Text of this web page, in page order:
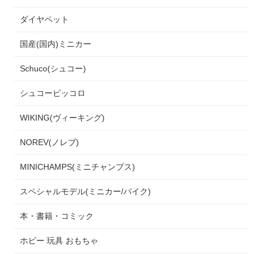
ダイヤペット
国産(国内)ミニカー
Schuco(シュコー)
シュコーピッコロ
WIKING(ヴィーキング)
NOREV(ノレブ)
MINICHAMPS(ミニチャンプス)
スペシャルモデル(ミニカー/バイク)
本・書籍・コミック
ホビー 玩具 おもちゃ